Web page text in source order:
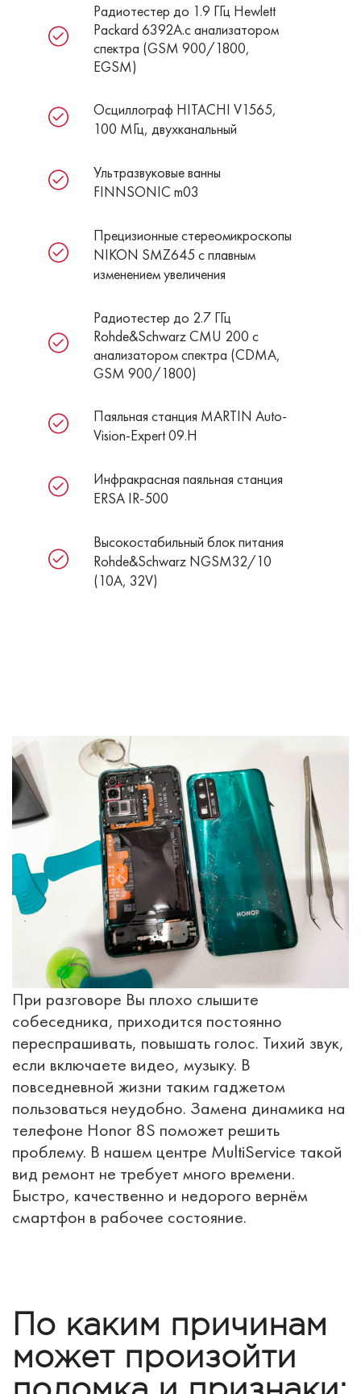
Радиотестер до 1.9 ГГц Hewlett
Packard 6392A.с анализатором
спектра (GSM 900/1800,
EGSM)
Осциллограф HITACHI V1565,
100 МГц, двухканальный
Ультразвуковые ванны
FINNSONIC m03
Прецизионные стереомикроскопы
NIKON SMZ645 c плавным
изменением увеличения
Радиотестер до 2.7 ГГц
Rohde&Schwarz CMU 200 с
анализатором спектра (CDMA,
GSM 900/1800)
Паяльная станция MARTIN Auto-
Vision-Expert 09.H
Инфракрасная паяльная станция
ERSA IR-500
Высокостабильный блок питания
Rohde&Schwarz NGSM32/10
(10А, 32V)
При разговоре Вы плохо слышите
собеседника, приходится постоянно
переспрашивать, повышать голос. Тихий звук,
если включаете видео, музыку. В
повседневной жизни таким гаджетом
пользоваться неудобно. Замена динамика на
телефоне Honor 8S поможет решить
проблему. В нашем центре MultiService такой
вид ремонт не требует много времени.
Быстро, качественно и недорого вернём
смартфон в рабочее состояние.
По каким причинам
может произойти